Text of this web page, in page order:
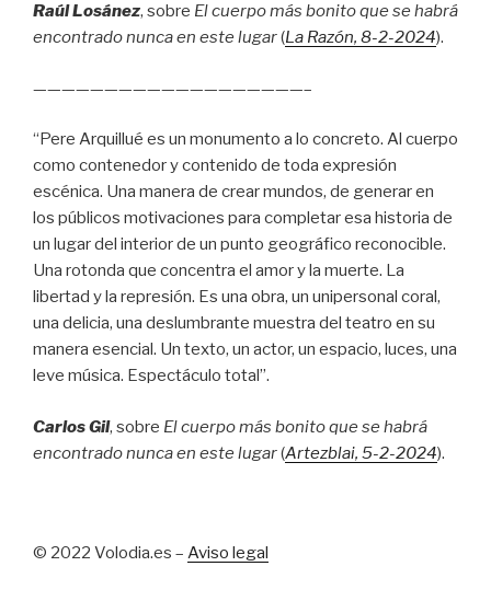
Raúl Losánez, sobre El cuerpo más bonito que se habrá
encontrado nunca en este lugar(La Razón, 8-2-2024).
———————————————————–
“Pere Arquillué es un monumento a lo concreto. Al cuerpo
como contenedor y contenido de toda expresión
escénica. Una manera de crear mundos, de generar en
los públicos motivaciones para completar esa historia de
un lugar del interior de un punto geográfico reconocible.
Una rotonda que concentra el amor y la muerte. La
libertad y la represión. Es una obra, un unipersonal coral,
una delicia, una deslumbrante muestra del teatro en su
manera esencial. Un texto, un actor, un espacio, luces, una
leve música. Espectáculo total”.
Carlos Gil, sobre El cuerpo más bonito que se habrá
encontrado nunca en este lugar(Artezblai, 5-2-2024).
© 2022 Volodia.es – Aviso legal